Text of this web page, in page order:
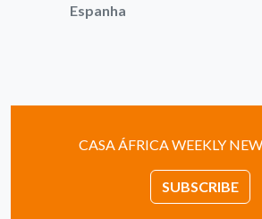
Espanha
CASA ÁFRICA WEEKLY
SUBSCRIBE